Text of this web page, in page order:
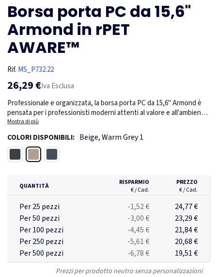
Borsa porta PC da 15,6"
Armond in rPET
AWARE™
Rif. MS_P732.22
26,29 €Iva Esclusa
Professionale e organizzata, la borsa porta PC da 15,6" Armond è
pensata per i professionisti moderni attenti al valore e all'ambiente.
Presenta un design classico con cuciture frontali, molteplici tasche
portaoggetti, due manici superiori e una tracolla regolabile e
staccabile. Realizzata in poliestere riciclato con il tracciante
AWARE™. Il 2% del ricavato di ogni prodotto venduto con AWARE™
sarà devoluto a Water.org. Senza PVC.
Mostra di più
COLORI DISPONIBILI: Beige, Warm Grey 1
QUANTITÀ
RISPARMIO
€ / Cad.
PREZZO
€ / Cad.
Per 25 pezzi -1,52 €
24,77 €
Per 50 pezzi
-3,00 €
23,29 €
Per 100 pezzi
-4,45 €
21,84 €
Per 250 pezzi
-5,61 €
20,68 €
Per 500 pezzi
-6,78 € 19,51 €
Prezzi per prodotto neutro senza personalizzazioni